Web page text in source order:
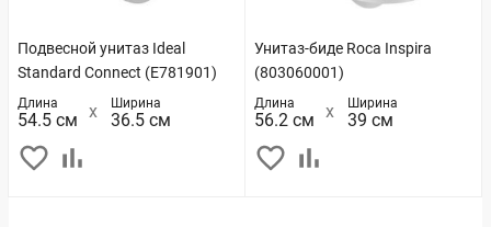
Подвесной унитаз Ideal
Standard Connect (E781901)
Длина
54.5 см
Ширина
36.5 см
Унитаз-биде Roca Inspira
(803060001)
Длина
56.2 см
Ширина
39 см